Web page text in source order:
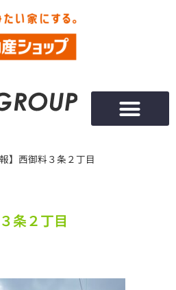
報】西御料３条２丁目
条２丁目